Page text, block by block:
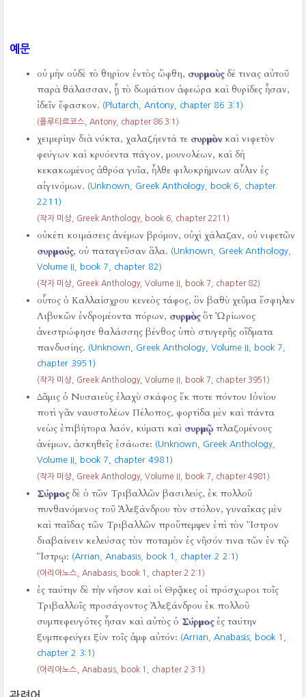
예문
οὐ μὴν οὐδὲ τὸ θηρίον ἐντὸς ὤφθη, συρμοὺςδέ τινας αὐτοῦ
παρὰ θάλασσαν, ᾗ τὸ δωμάτιον ἀφεώρα καὶ θυρίδες ἦσαν,
ἰδεῖν ἔφασκον. (Plutarch, Antony, chapter 86 3:1)
(플루타르코스, Antony, chapter 86 3:1)
χειμερίην διὰ νύκτα, χαλαζήεντά τε συρμὸνκαὶ νιφετὸν
φεύγων καὶ κρυόεντα πάγον, μουνολέων, καὶ δὴ
κεκακωμένος ἀθρόα γυῖα, ἦλθε φιλοκρήμνων αὖλιν ἐς
αἰγινόμων. (Unknown, Greek Anthology, book 6, chapter
2211)
(작자 미상, Greek Anthology, book 6, chapter 2211)
οὐκέτι κοιμάσεις ἀνέμων βρόμον, οὐχὶ χάλαζαν, οὐ νιφετῶν
συρμούς, οὐ παταγεῦσαν ἅλα. (Unknown, Greek Anthology,
Volume II, book 7, chapter 82)
(작자 미상, Greek Anthology, Volume II, book 7, chapter 82)
οὗτος ὁ Καλλαίσχρου κενεὸς τάφος, ὃν βαθὺ χεῦμα ἔσφηλεν
Λιβυκῶν ἐνδρομέοντα πόρων, συρμὸςὅτ Ὠρίωνος
ἀνεστρώφησε θαλάσσης βένθος ὑπὸ στυγερῆς οἴδματα
πανδυσίης. (Unknown, Greek Anthology, Volume II, book 7,
chapter 3951)
(작자 미상, Greek Anthology, Volume II, book 7, chapter 3951)
Δᾶμις ὁ Νυσαιεὺς ἐλαχὺ σκάφος ἔκ ποτε πόντου Ιὀνίου
ποτὶ γᾶν ναυστολέων Πέλοπος, φορτίδα μὲν καὶ πάντα
νεὼς ἐπιβήτορα λαόν, κύματι καὶ συρμῷ πλαζομένους
ἀνέμων, ἀσκηθεῖς ἐσάωσε: (Unknown, Greek Anthology,
Volume II, book 7, chapter 4981)
(작자 미상, Greek Anthology, Volume II, book 7, chapter 4981)
Σύρμοςδὲ ὁ τῶν Τριβαλλῶν βασιλεύς, ἐκ πολλοῦ
πυνθανόμενος τοῦ Ἀλεξάνδρου τὸν στόλον, γυναῖκας μὲν
καὶ παῖδας τῶν Τριβαλλῶν προὔπεμψεν ἐπὶ τὸν Ἴστρον
διαβαίνειν κελεύσας τὸν ποταμὸν ἐς νῆσόν τινα τῶν ἐν τῷ
Ἴστρῳ: (Arrian, Anabasis, book 1, chapter 2 2:1)
(아리아노스, Anabasis, book 1, chapter 2 2:1)
ἐς ταύτην δὲ τὴν νῆσον καὶ οἱ Θρᾷκες οἱ πρόσχωροι τοῖς
Τριβαλλοῖς προσάγοντος Ἀλεξάνδρου ἐκ πολλοῦ
συμπεφευγότες ἦσαν καὶ αὐτὸς ὁ Σύρμοςἐς ταύτην
ξυμπεφεύγει ξὺν τοῖς ἀμφ αὐτόν: (Arrian, Anabasis, book 1,
chapter 2 3:1)
(아리아노스, Anabasis, book 1, chapter 2 3:1)